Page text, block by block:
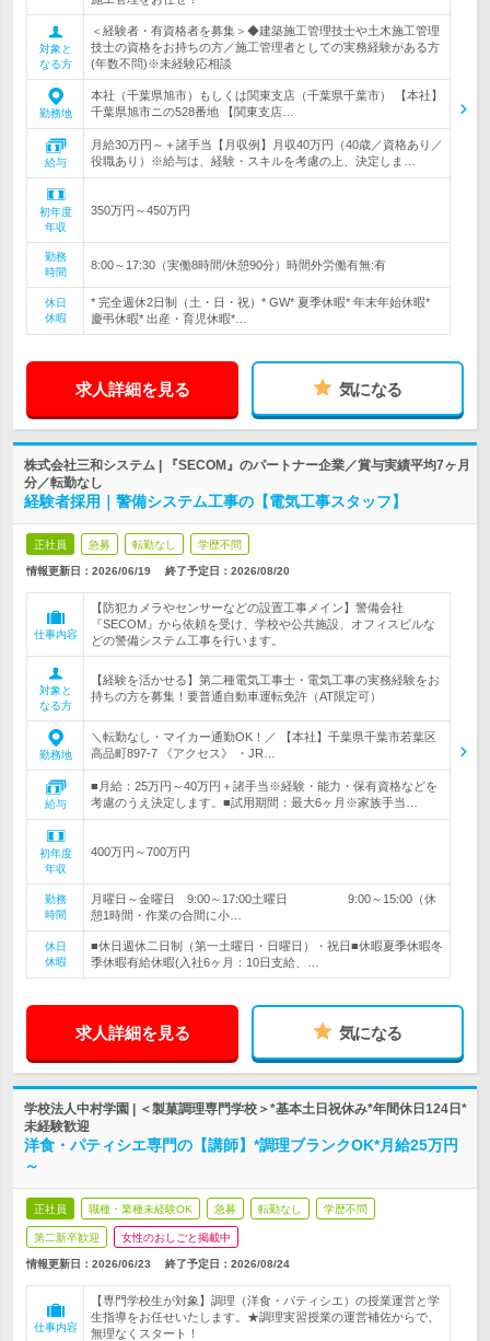
対象と
なる方
＜経験者・有資格者を募集＞◆建築施工管理技士や土木施工管理
技士の資格をお持ちの方／施工管理者としての実務経験がある方
(年数不問)※未経験応相談
勤務地
本社（千葉県旭市）もしくは関東支店（千葉県千葉市） 【本社】
千葉県旭市ニの528番地 【関東支店…
給与
月給30万円～＋諸手当【月収例】月収40万円（40歳／資格あり／
役職あり）※給与は、経験・スキルを考慮の上、決定しま…
初年度
年収
350万円～450万円
勤務
時間
8:00～17:30（実働8時間/休憩90分）時間外労働有無:有
休日
休暇
* 完全週休2日制（土・日・祝）* GW* 夏季休暇* 年末年始休暇*
慶弔休暇* 出産・育児休暇*…
求人詳細を見る 気になる
株式会社三和システム | 『SECOM』のパートナー企業／賞与実績平均7ヶ月
分／転勤なし
経験者採用｜警備システム工事の【電気工事スタッフ】
正社員 急募 転勤なし 学歴不問
情報更新日：2026/06/19 終了予定日： 2026/08/20
仕事内容
【防犯カメラやセンサーなどの設置工事メイン】警備会社
『SECOM』から依頼を受け、学校や公共施設、オフィスビルな
どの警備システム工事を行います。
対象と
なる方
【経験を活かせる】第二種電気工事士・電気工事の実務経験をお
持ちの方を募集！要普通自動車運転免許（AT限定可）
勤務地
＼転勤なし・マイカー通勤OK！／ 【本社】千葉県千葉市若葉区
高品町897-7 《アクセス》 ・JR…
給与
■月給：25万円～40万円＋諸手当※経験・能力・保有資格などを
考慮のうえ決定します。■試用期間：最大6ヶ月※家族手当…
初年度
年収
400万円～700万円
勤務
時間
月曜日～金曜日 9:00～17:00土曜日 9:00～15:00（休
憩1時間・作業の合間に小…
休日
休暇
■休日週休二日制（第一土曜日・日曜日）・祝日■休暇夏季休暇冬
季休暇有給休暇(入社6ヶ月：10日支給、…
求人詳細を見る 気になる
学校法人中村学園 | ＜製菓調理専門学校＞*基本土日祝休み*年間休日124日*
未経験歓迎
洋食・パティシエ専門の【講師】*調理ブランクOK*月給25万円
～
正社員 職種・業種未経験OK 急募 転勤なし 学歴不問
第二新卒歓迎 女性のおしごと掲載中
情報更新日：2026/06/23 終了予定日： 2026/08/24
仕事内容
【専門学校生が対象】調理（洋食・パティシエ）の授業運営と学
生指導をお任せいたします。★調理実習授業の運営補佐からで、
無理なくスタート！